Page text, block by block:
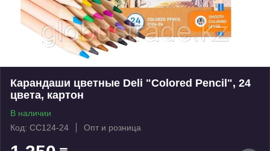
Карандаши цветные Deli "Colored Pencil", 24
цвета, картон
В наличии
Код: CC124-24
Опт и розница